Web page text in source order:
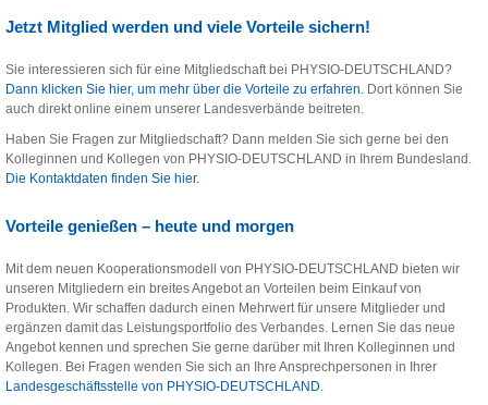
Jetzt Mitglied werden und viele Vorteile sichern!
Sie interessieren sich für eine Mitgliedschaft bei PHYSIO-DEUTSCHLAND?
Dann klicken Sie hier, um mehr über die Vorteile zu erfahren. Dort können Sie
auch direkt online einem unserer Landesverbände beitreten.
Haben Sie Fragen zur Mitgliedschaft? Dann melden Sie sich gerne bei den
Kolleginnen und Kollegen von PHYSIO-DEUTSCHLAND in Ihrem Bundesland.
Die Kontaktdaten finden Sie hier.
Vorteile genießen – heute und morgen
Mit dem neuen Kooperationsmodell von PHYSIO-DEUTSCHLAND bieten wir
unseren Mitgliedern ein breites Angebot an Vorteilen beim Einkauf von
Produkten. Wir schaffen dadurch einen Mehrwert für unsere Mitglieder und
ergänzen damit das Leistungsportfolio des Verbandes. Lernen Sie das neue
Angebot kennen und sprechen Sie gerne darüber mit Ihren Kolleginnen und
Kollegen. Bei Fragen wenden Sie sich an Ihre Ansprechpersonen in Ihrer
Landesgeschäftsstelle von PHYSIO-DEUTSCHLAND.